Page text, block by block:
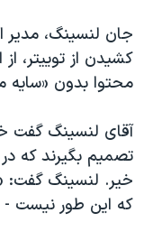
جان لنسینگ، مدیر
کشیدن از توییتر، از
محتوا بدون
آقای لنسینگ گفت
تصمیم بگیرند که
خیر. لنسینگ گفت:
که این طور نیست